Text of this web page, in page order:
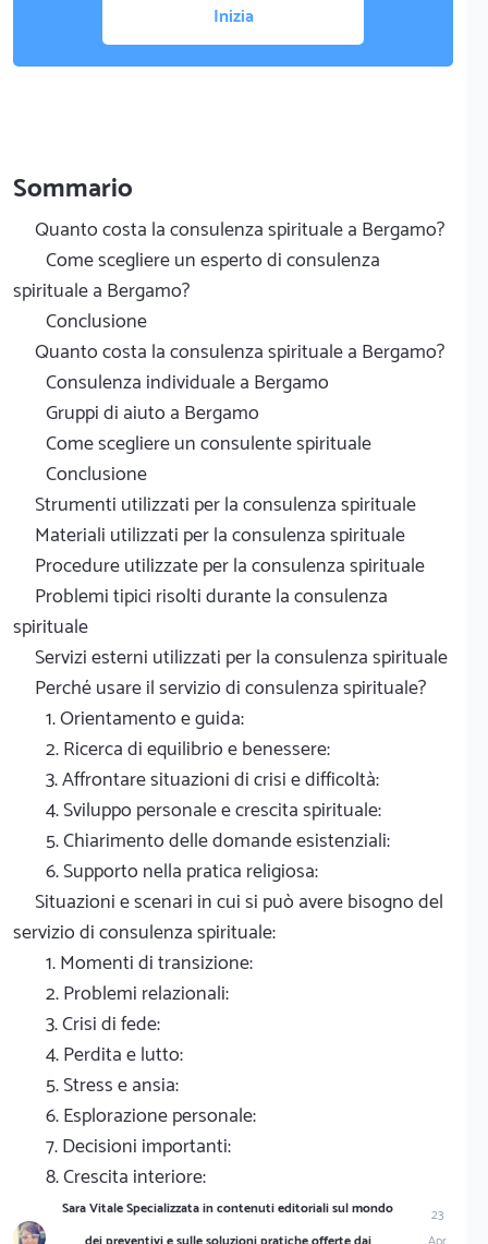
Inizia
Sommario
Quanto costa la consulenza spirituale a Bergamo?
Come scegliere un esperto di consulenza
spirituale a Bergamo?
Conclusione
Quanto costa la consulenza spirituale a Bergamo?
Consulenza individuale a Bergamo
Gruppi di aiuto a Bergamo
Come scegliere un consulente spirituale
Conclusione
Strumenti utilizzati per la consulenza spirituale
Materiali utilizzati per la consulenza spirituale
Procedure utilizzate per la consulenza spirituale
Problemi tipici risolti durante la consulenza
spirituale
Servizi esterni utilizzati per la consulenza spirituale
Perché usare il servizio di consulenza spirituale?
1. Orientamento e guida:
2. Ricerca di equilibrio e benessere:
3. Affrontare situazioni di crisi e difficoltà:
4. Sviluppo personale e crescita spirituale:
5. Chiarimento delle domande esistenziali:
6. Supporto nella pratica religiosa:
Situazioni e scenari in cui si può avere bisogno del
servizio di consulenza spirituale:
1. Momenti di transizione:
2. Problemi relazionali:
3. Crisi di fede:
4. Perdita e lutto:
5. Stress e ansia:
6. Esplorazione personale:
7. Decisioni importanti:
8. Crescita interiore:
Sara Vitale Specializzata in contenuti editoriali sul mondo
23